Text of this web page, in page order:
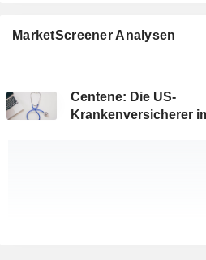
MarketScreener Analysen
Centene: Die US-
Krankenversicherer